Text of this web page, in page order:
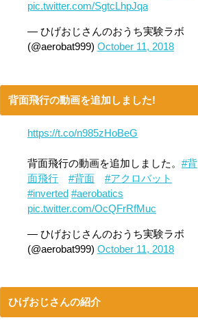
pic.twitter.com/SgtcLhpJqa
— ひげおじさんのおうち実験ラボ
(@aerobat999) October 11, 2018
背面飛行の動画を追加しました!
https://t.co/n985zHoBeG
背面飛行の動画を追加しました。 #背
面飛行
#背面
#アクロバット
#inverted #aerobatics
pic.twitter.com/OcQFrRfMuc
— ひげおじさんのおうち実験ラボ
(@aerobat999) October 11, 2018
ひげおじさんの紹介